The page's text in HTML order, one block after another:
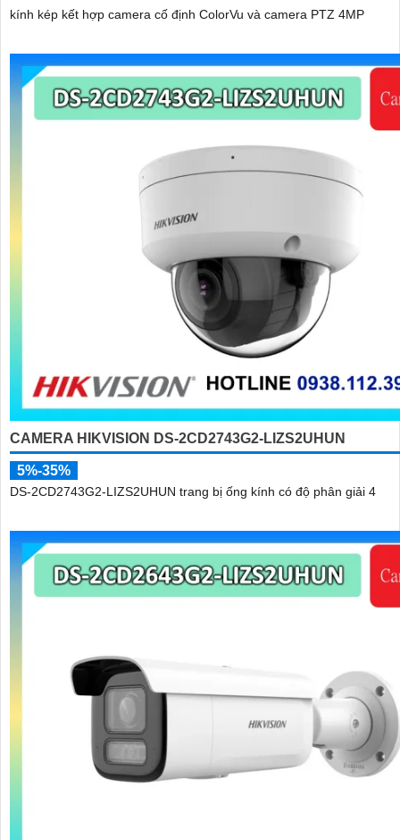
kính kép kết hợp camera cố định ColorVu và camera PTZ 4MP
CAMERA HIKVISION DS-2CD2743G2-LIZS2UHUN
5%-35%
DS-2CD2743G2-LIZS2UHUN trang bị ống kính có độ phân giải 4